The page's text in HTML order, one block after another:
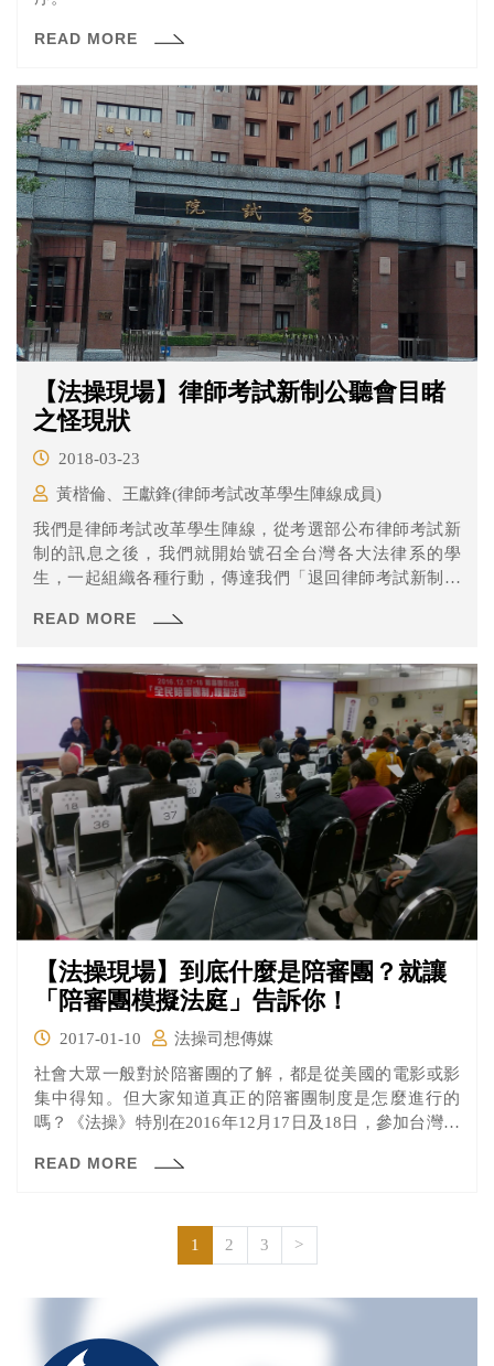
READ MORE
【法操現場】律師考試新制公聽會目睹
之怪現狀
2018-03-23
黃楷倫、王獻鋒(律師考試改革學生陣線成員)
我們是律師考試改革學生陣線，從考選部公布律師考試新
制的訊息之後，我們就開始號召全台灣各大法律系的學
生，一起組織各種行動，傳達我們「退回律師考試新制，
READ MORE
【法操現場】到底什麼是陪審團？就讓
「陪審團模擬法庭」告訴你！
2017-01-10
法操司想傳媒
社會大眾一般對於陪審團的了解，都是從美國的電影或影
集中得知。但大家知道真正的陪審團制度是怎麼進行的
嗎？《法操》特別在2016年12月17日及18日，參加台灣陪
台北市民政局合作，在中山、大同區抽出民眾，寄信詢問
判。接下來，就讓《法操》帶您看看活動當天到底發生了
READ MORE
1 2 3 >